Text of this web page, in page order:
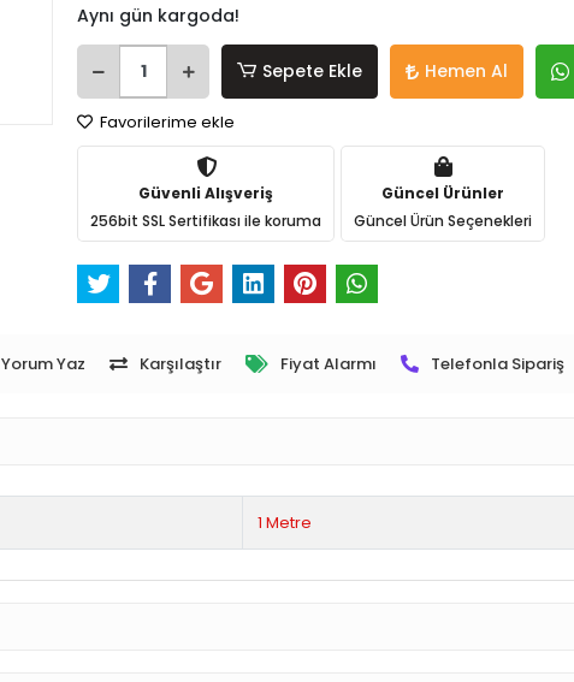
Aynı gün kargoda!
Sepete Ekle Hemen Al
Favorilerime ekle
Güvenli Alışveriş
256bit SSL Sertifikası ile koruma
Güncel Ürünler
Güncel Ürün Seçenekleri
Yorum Yaz Karşılaştır Fiyat Alarmı Telefonla Sipariş
1 Metre